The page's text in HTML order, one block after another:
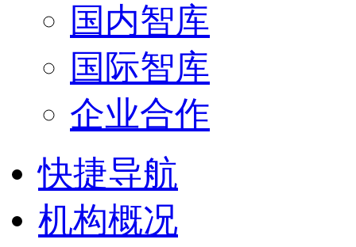
国内智库
国际智库
企业合作
快捷导航
机构概况